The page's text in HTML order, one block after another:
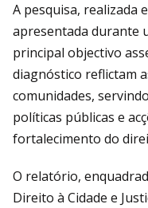
A pesquisa, realizada
apresentada durante
principal objectivo
diagnóstico reflictam
comunidades,
políticas públicas e
fortalecimento do
O relatório,
Direito à Cidade e